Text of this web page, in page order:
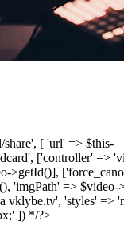
share', [ 'url' => $this-
['controller' =>
>getId()],
'imgPath' => $video-
vklybe.tv', 'styles' =>
]) */?>